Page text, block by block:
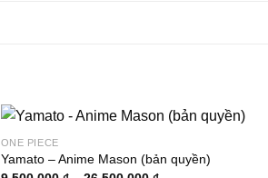
ONE PIECE
Yamato – Anime Mason (bản quyền)